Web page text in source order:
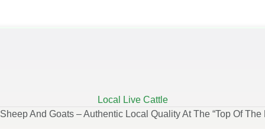
Local Live Cattle
And Goats – Authentic Local Quality At The “top Of The